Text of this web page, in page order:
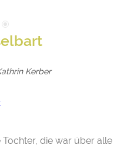
Kerber
Tochter, die war über alle